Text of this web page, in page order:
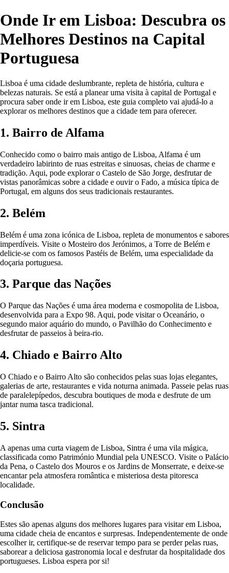
Onde Ir em Lisboa: Descubra os
Melhores Destinos na Capital
Portuguesa
Lisboa é uma cidade deslumbrante, repleta de história, cultura e
belezas naturais. Se está a planear uma visita à capital de Portugal e
procura saber onde ir em Lisboa, este guia completo vai ajudá-lo a
explorar os melhores destinos que a cidade tem para oferecer.
1. Bairro de Alfama
Conhecido como o bairro mais antigo de Lisboa, Alfama é um
verdadeiro labirinto de ruas estreitas e sinuosas, cheias de charme e
tradição. Aqui, pode explorar o Castelo de São Jorge, desfrutar de
vistas panorâmicas sobre a cidade e ouvir o Fado, a música típica de
Portugal, em alguns dos seus tradicionais restaurantes.
2. Belém
Belém é uma zona icónica de Lisboa, repleta de monumentos e sabores
imperdíveis. Visite o Mosteiro dos Jerónimos, a Torre de Belém e
delicie-se com os famosos Pastéis de Belém, uma especialidade da
doçaria portuguesa.
3. Parque das Nações
O Parque das Nações é uma área moderna e cosmopolita de Lisboa,
desenvolvida para a Expo 98. Aqui, pode visitar o Oceanário, o
segundo maior aquário do mundo, o Pavilhão do Conhecimento e
desfrutar de passeios à beira-rio.
4. Chiado e Bairro Alto
O Chiado e o Bairro Alto são conhecidos pelas suas lojas elegantes,
galerias de arte, restaurantes e vida noturna animada. Passeie pelas ruas
de paralelepípedos, descubra boutiques de moda e desfrute de um
jantar numa tasca tradicional.
5. Sintra
A apenas uma curta viagem de Lisboa, Sintra é uma vila mágica,
classificada como Património Mundial pela UNESCO. Visite o Palácio
da Pena, o Castelo dos Mouros e os Jardins de Monserrate, e deixe-se
encantar pela atmosfera romântica e misteriosa desta pitoresca
localidade.
Conclusão
Estes são apenas alguns dos melhores lugares para visitar em Lisboa,
uma cidade cheia de encantos e surpresas. Independentemente de onde
escolher ir, certifique-se de reservar tempo para se perder pelas ruas,
saborear a deliciosa gastronomia local e desfrutar da hospitalidade dos
portugueses. Lisboa espera por si!